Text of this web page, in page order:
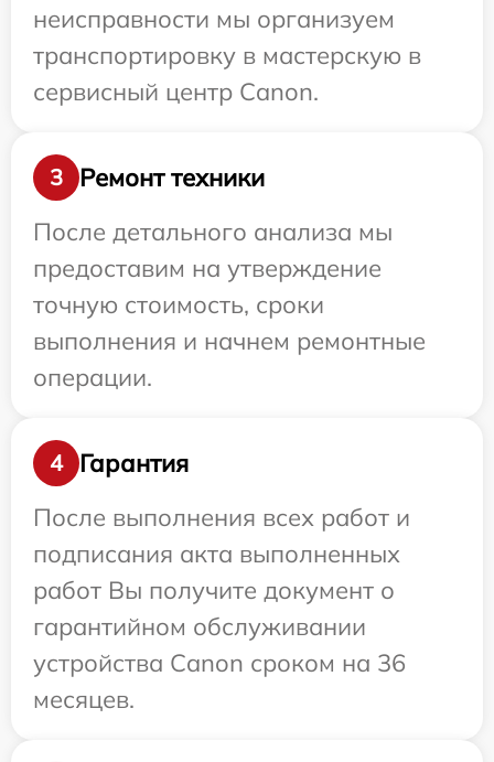
неисправности мы организуем
транспортировку в мастерскую в
сервисный центр Canon.
3
Ремонт техники
После детального анализа мы
предоставим на утверждение
точную стоимость, сроки
выполнения и начнем ремонтные
операции.
4
Гарантия
После выполнения всех работ и
подписания акта выполненных
работ Вы получите документ о
гарантийном обслуживании
устройства Canon сроком на 36
месяцев.